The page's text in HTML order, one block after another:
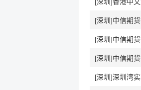
[深圳]中信期
[深圳]中信期
[深圳]中信期
[深圳]深圳湾